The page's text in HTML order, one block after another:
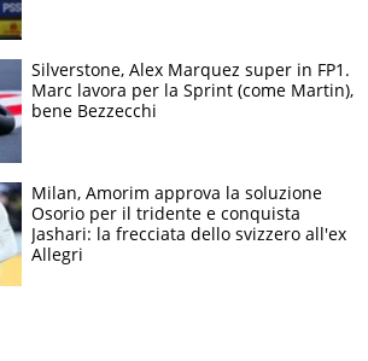
Silverstone, Alex Marquez super in FP1.
Marc lavora per la Sprint (come Martin),
bene Bezzecchi
Milan, Amorim approva la soluzione
Osorio per il tridente e conquista
Jashari: la frecciata dello svizzero all'ex
Allegri